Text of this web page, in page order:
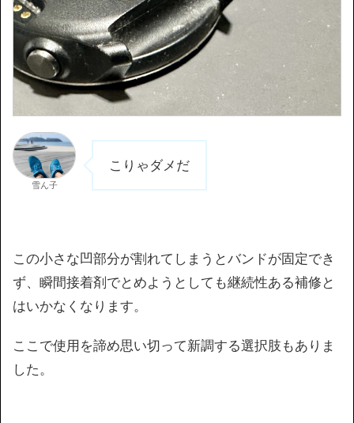
雪ん子
こりゃダメだ
この小さな凹部分が割れてしまうとバンドが固定でき
ず、瞬間接着剤でとめようとしても継続性ある補修と
はいかなくなります。
ここで使用を諦め思い切って新調する選択肢もありま
した。